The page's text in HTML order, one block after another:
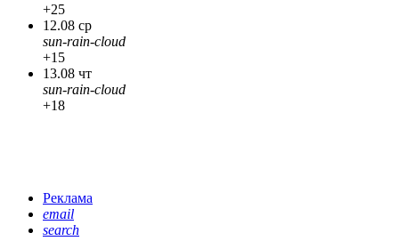
+25
12.08 ср
sun-rain-cloud
+15
13.08 чт
sun-rain-cloud
+18
Реклама
email
search